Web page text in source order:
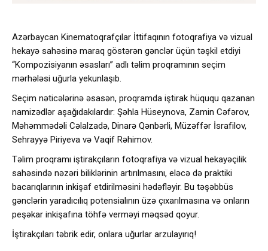
Azərbaycan Kinematoqrafçılar İttifaqının fotoqrafiya və vizual
hekayə sahəsinə maraq göstərən gənclər üçün təşkil etdiyi
“Kompozisiyanın əsasları” adlı təlim proqramının seçim
mərhələsi uğurla yekunlaşıb.
Seçim nəticələrinə əsasən, proqramda iştirak hüququ qazanan
namizədlər aşağıdakılardır: Şəhla Hüseynova, Zamin Cəfərov,
Məhəmmədəli Cəlalzadə, Dinarə Qənbərli, Müzəffər İsrafilov,
Sehrayyə Piriyeva və Vaqif Rəhimov.
Təlim proqramı iştirakçıların fotoqrafiya və vizual hekayəçilik
sahəsində nəzəri biliklərinin artırılmasını, eləcə də praktiki
bacarıqlarının inkişaf etdirilməsini hədəfləyir. Bu təşəbbüs
gənclərin yaradıcılıq potensialının üzə çıxarılmasına və onların
peşəkar inkişafına töhfə verməyi məqsəd qoyur.
İştirakçıları təbrik edir, onlara uğurlar arzulayırıq!